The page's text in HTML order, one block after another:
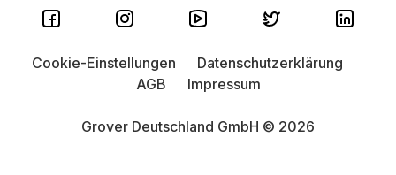
Grover Deutschland GmbH © 2026
Cookie-Einstellungen
Datenschutzerklärung
AGB
Impressum